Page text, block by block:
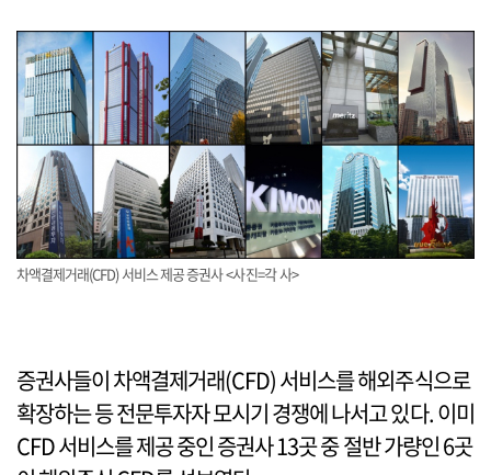
차액결제거래(CFD) 서비스 제공 증권사 <사진=각 사>
증권사들이 차액결제거래(CFD) 서비스를 해외주식으로
확장하는 등 전문투자자 모시기 경쟁에 나서고 있다. 이미
CFD 서비스를 제공 중인 증권사 13곳 중 절반 가량인 6곳